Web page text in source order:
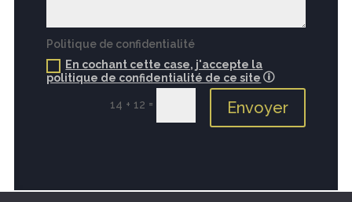
Politique de confidentialité
En cochant cette case, j'accepte la
politique de confidentialité de ce site
14 + 12 = Envoyer